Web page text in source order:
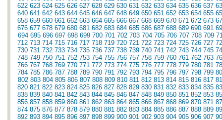
622 623 624 625 626 627 628 629 630 631 632 633 634 635 636 637
640 641 642 643 644 645 646 647 648 649 650 651 652 653 654 655
658 659 660 661 662 663 664 665 666 667 668 669 670 671 672 673
676 677 678 679 680 681 682 683 684 685 686 687 688 689 690 691
694 695 696 697 698 699 700 701 702 703 704 705 706 707 708 709
712 713 714 715 716 717 718 719 720 721 722 723 724 725 726 727
730 731 732 733 734 735 736 737 738 739 740 741 742 743 744 745
748 749 750 751 752 753 754 755 756 757 758 759 760 761 762 763
766 767 768 769 770 771 772 773 774 775 776 777 778 779 780 781
784 785 786 787 788 789 790 791 792 793 794 795 796 797 798 799
802 803 804 805 806 807 808 809 810 811 812 813 814 815 816 817
820 821 822 823 824 825 826 827 828 829 830 831 832 833 834 835
838 839 840 841 842 843 844 845 846 847 848 849 850 851 852 853
856 857 858 859 860 861 862 863 864 865 866 867 868 869 870 871
874 875 876 877 878 879 880 881 882 883 884 885 886 887 888 889
892 893 894 895 896 897 898 899 900 901 902 903 904 905 906 907